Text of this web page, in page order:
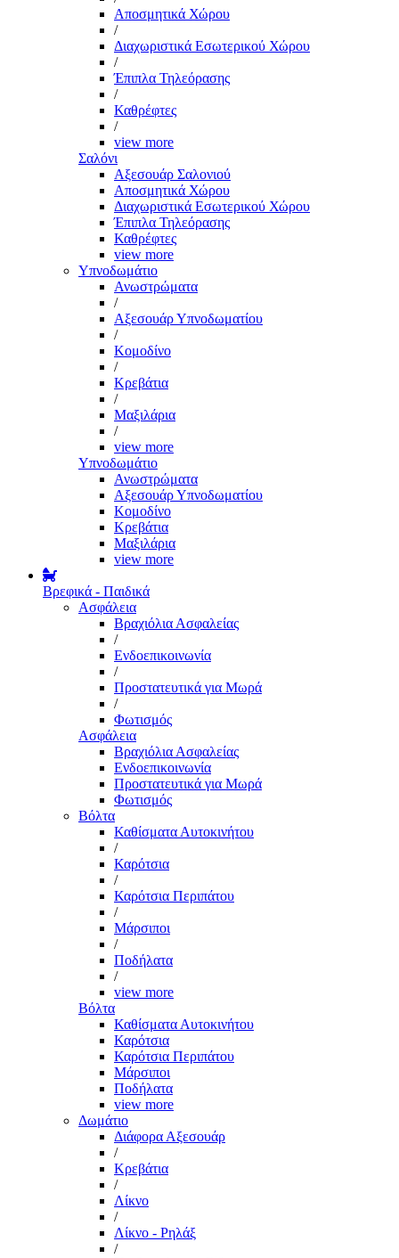
Αποσμητικά Χώρου
/
Διαχωριστικά Εσωτερικού Χώρου
/
Έπιπλα Τηλεόρασης
/
Καθρέφτες
/
view more
Σαλόνι
Αξεσουάρ Σαλονιού
Αποσμητικά Χώρου
Διαχωριστικά Εσωτερικού Χώρου
Έπιπλα Τηλεόρασης
Καθρέφτες
view more
Υπνοδωμάτιο
Ανωστρώματα
/
Αξεσουάρ Υπνοδωματίου
/
Κομοδίνο
/
Κρεβάτια
/
Μαξιλάρια
/
view more
Υπνοδωμάτιο
Ανωστρώματα
Αξεσουάρ Υπνοδωματίου
Κομοδίνο
Κρεβάτια
Μαξιλάρια
view more
Βρεφικά - Παιδικά
Ασφάλεια
Βραχιόλια Ασφαλείας
/
Ενδοεπικοινωνία
/
Προστατευτικά για Μωρά
/
Φωτισμός
Ασφάλεια
Βραχιόλια Ασφαλείας
Ενδοεπικοινωνία
Προστατευτικά για Μωρά
Φωτισμός
Βόλτα
Καθίσματα Αυτοκινήτου
/
Καρότσια
/
Καρότσια Περιπάτου
/
Μάρσιποι
/
Ποδήλατα
/
view more
Βόλτα
Καθίσματα Αυτοκινήτου
Καρότσια
Καρότσια Περιπάτου
Μάρσιποι
Ποδήλατα
view more
Δωμάτιο
Διάφορα Αξεσουάρ
/
Κρεβάτια
/
Λίκνο
/
Λίκνο - Ρηλάξ
/